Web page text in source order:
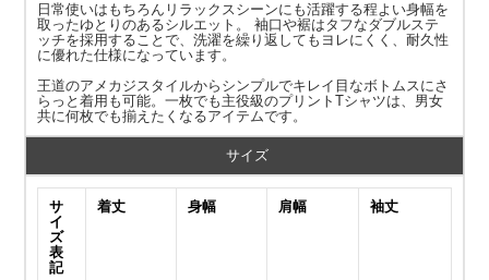
日常使いはもちろんリラックスシーンにも活躍する程よい身幅を
取ったゆとりのあるシルエット。 袖口や裾はタフなダブルステ
ッチを採用することで、洗濯を繰り返してもヨレにくく、耐久性
に優れた仕様になっています。
王道のアメカジスタイルからシンプルでキレイ目なボトムスにさ
らっと着用も可能。一枚でも主役級のプリントTシャツは、男女
共に何枚でも揃えたくなるアイテムです。
サイズ
サ
イ
ズ
表
記
着丈 身幅 肩幅 袖丈